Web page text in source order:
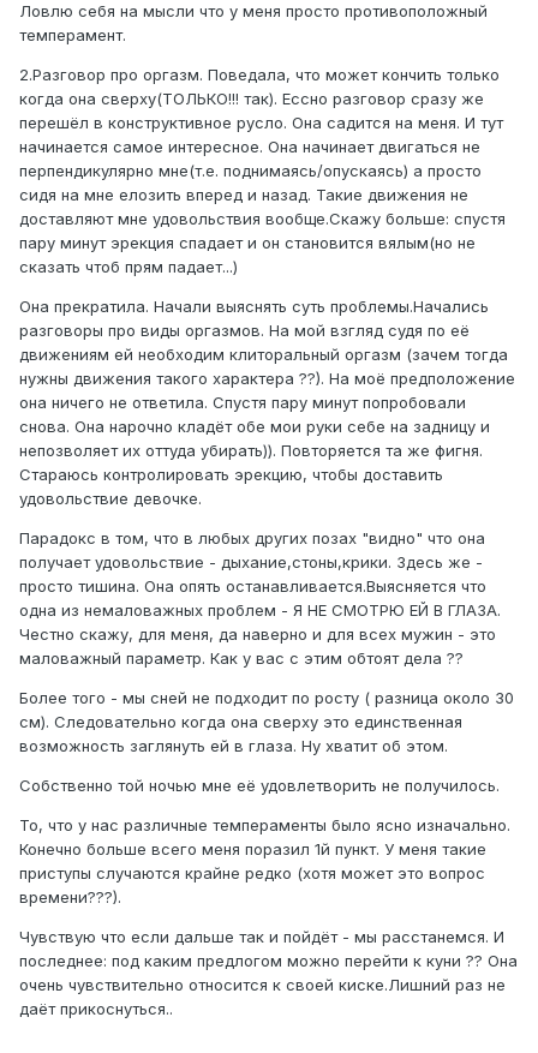
Ловлю себя на мысли что у меня просто противоположный
темперамент.
2.Разговор про оргазм. Поведала, что может кончить только
когда она сверху(ТОЛЬКО!!! так). Ессно разговор сразу же
перешёл в конструктивное русло. Она садится на меня. И тут
начинается самое интересное. Она начинает двигаться не
перпендикулярно мне(т.е. поднимаясь/опускаясь) а просто
сидя на мне елозить вперед и назад. Такие движения не
доставляют мне удовольствия вообще.Скажу больше: спустя
пару минут эрекция спадает и он становится вялым(но не
сказать чтоб прям падает...)
Она прекратила. Начали выяснять суть проблемы.Начались
разговоры про виды оргазмов. На мой взгляд судя по её
движениям ей необходим клиторальный оргазм (зачем тогда
нужны движения такого характера ??). На моё предположение
она ничего не ответила. Спустя пару минут попробовали
снова. Она нарочно кладёт обе мои руки себе на задницу и
непозволяет их оттуда убирать)). Повторяется та же фигня.
Стараюсь контролировать эрекцию, чтобы доставить
удовольствие девочке.
Парадокс в том, что в любых других позах "видно" что она
получает удовольствие - дыхание,стоны,крики. Здесь же -
просто тишина. Она опять останавливается.Выясняется что
одна из немаловажных проблем - Я НЕ СМОТРЮ ЕЙ В ГЛАЗА.
Честно скажу, для меня, да наверно и для всех мужин - это
маловажный параметр. Как у вас с этим обтоят дела ??
Более того - мы сней не подходит по росту ( разница около 30
см). Следовательно когда она сверху это единственная
возможность заглянуть ей в глаза. Ну хватит об этом.
Собственно той ночью мне её удовлетворить не получилось.
То, что у нас различные темпераменты было ясно изначально.
Конечно больше всего меня поразил 1й пункт. У меня такие
приступы случаются крайне редко (хотя может это вопрос
времени???).
Чувствую что если дальше так и пойдёт - мы расстанемся. И
последнее: под каким предлогом можно перейти к куни ?? Она
очень чувствительно относится к своей киске.Лишний раз не
даёт прикоснуться..